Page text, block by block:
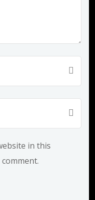
in this